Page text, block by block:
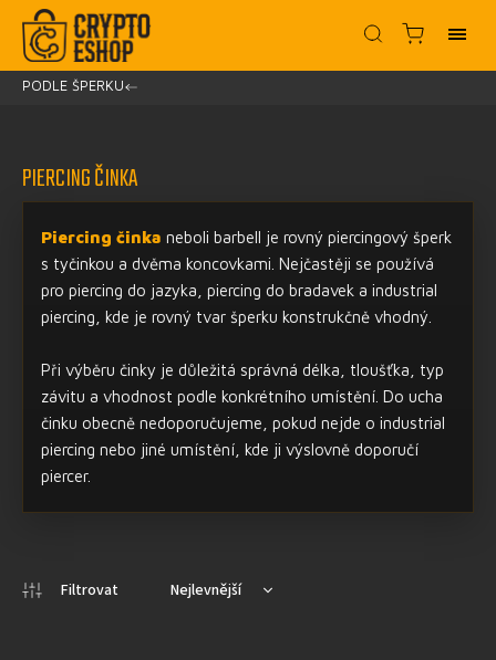
PODLE ŠPERKU/
PIERCING ČINKA
Piercing činka neboli barbell je rovný piercingový šperk
s tyčinkou a dvěma koncovkami. Nejčastěji se používá
pro piercing do jazyka, piercing do bradavek a industrial
piercing, kde je rovný tvar šperku konstrukčně vhodný.
Při výběru činky je důležitá správná délka, tloušťka, typ
závitu a vhodnost podle konkrétního umístění. Do ucha
činku obecně nedoporučujeme, pokud nejde o industrial
piercing nebo jiné umístění, kde ji výslovně doporučí
piercer.
Nejlevnější